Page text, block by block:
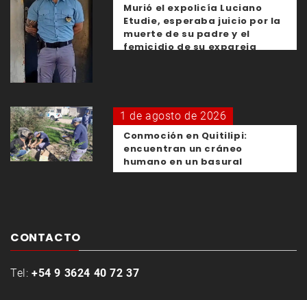
Murió el expolicía Luciano
Etudie, esperaba juicio por la
muerte de su padre y el
femicidio de su expareja
1 de agosto de 2026
Conmoción en Quitilipi:
encuentran un cráneo
humano en un basural
CONTACTO
Tel: +54 9 3624 40 72 37